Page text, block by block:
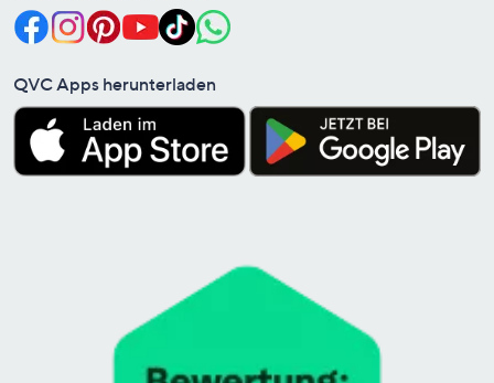
QVC Apps herunterladen